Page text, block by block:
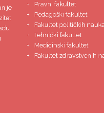
je
Pravni fakultet
Pedagoški fakultet
Fakultet političkih
Tehnički fakultet
Medicinski fakultet
Fakultet zdravstvenih